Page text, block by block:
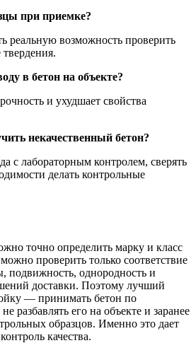
при приемке?
реальную возможность проверить
в бетон на объекте?
и ухудшает свойства
некачественный бетон?
с лабораторным контролем, сверять
делать контрольные
точно определить марку и класс
проверить только соответствие
подвижность, однородность и
доставки. Поэтому лучший
— принимать бетон по
разбавлять его на объекте и заранее
образцов. Именно это дает
качества.